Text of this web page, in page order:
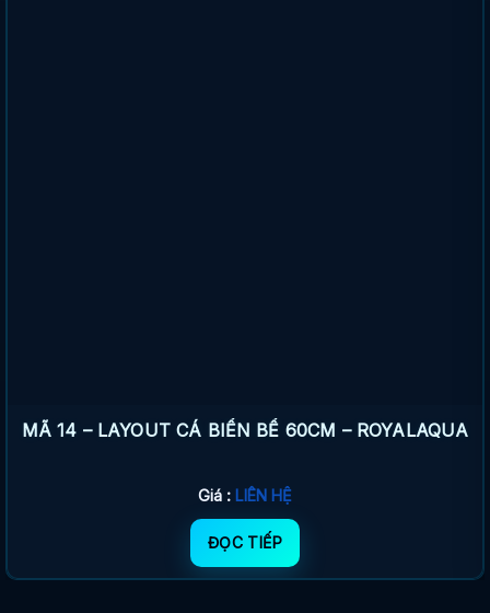
MÃ 14 – LAYOUT CÁ BIỂN BỂ 60CM – ROYALAQUA
Giá : LIÊN HỆ
ĐỌC TIẾP